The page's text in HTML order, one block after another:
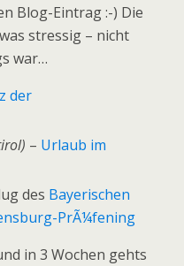
Blog-Eintrag :-) Die
stressig – nicht
war…
der
– Urlaub im
des Bayerischen
PrÃ¼fening
in 3 Wochen gehts